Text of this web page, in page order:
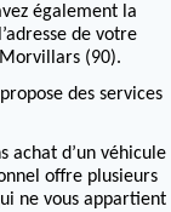
également la
de votre
(90).
des services
achat d’un véhicule
offre plusieurs
ne vous appartient